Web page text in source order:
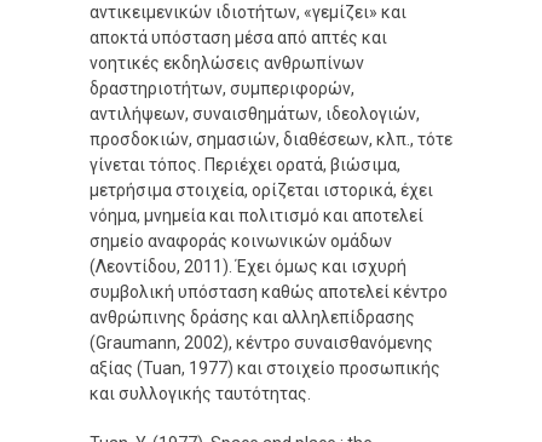
αντικειμενικών ιδιοτήτων, «γεμίζει» και
αποκτά υπόσταση μέσα από απτές και
νοητικές εκδηλώσεις ανθρωπίνων
δραστηριοτήτων, συμπεριφορών,
αντιλήψεων, συναισθημάτων, ιδεολογιών,
προσδοκιών, σημασιών, διαθέσεων, κλπ., τότε
γίνεται τόπος. Περιέχει ορατά, βιώσιμα,
μετρήσιμα στοιχεία, ορίζεται ιστορικά, έχει
νόημα, μνημεία και πολιτισμό και αποτελεί
σημείο αναφοράς κοινωνικών ομάδων
(Λεοντίδου, 2011). Έχει όμως και ισχυρή
συμβολική υπόσταση καθώς αποτελεί κέντρο
ανθρώπινης δράσης και αλληλεπίδρασης
(Graumann, 2002), κέντρο συναισθανόμενης
αξίας (Tuan, 1977) και στοιχείο προσωπικής
και συλλογικής ταυτότητας.